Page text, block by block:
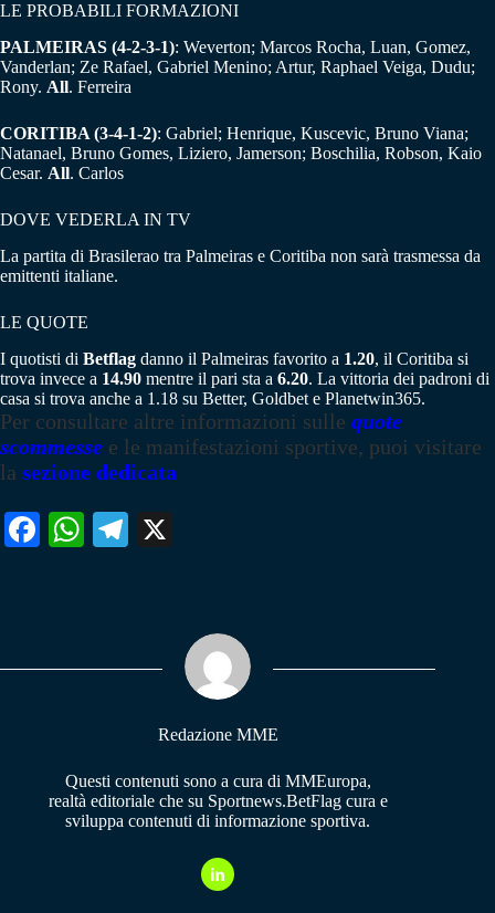
LE PROBABILI FORMAZIONI
PALMEIRAS (4-2-3-1): Weverton; Marcos Rocha, Luan, Gomez,
Vanderlan; Ze Rafael, Gabriel Menino; Artur, Raphael Veiga, Dudu;
Rony. All. Ferreira
CORITIBA (3-4-1-2): Gabriel; Henrique, Kuscevic, Bruno Viana;
Natanael, Bruno Gomes, Liziero, Jamerson; Boschilia, Robson, Kaio
Cesar. All. Carlos
DOVE VEDERLA IN TV
La partita di Brasilerao tra Palmeiras e Coritiba non sarà trasmessa da
emittenti italiane.
LE QUOTE
I quotisti di Betflag danno il Palmeiras favorito a 1.20, il Coritiba si
trova invece a 14.90 mentre il pari sta a 6.20. La vittoria dei padroni di
casa si trova anche a 1.18 su Better, Goldbet e Planetwin365.
Per consultare altre informazioni sulle quote
scommesse e le manifestazioni sportive, puoi visitare
la sezione dedicata
Fa W
pp
Te
m
Redazione MME
Questi contenuti sono a cura di MMEuropa,
realtà editoriale che su Sportnews.BetFlag cura e
sviluppa contenuti di informazione sportiva.